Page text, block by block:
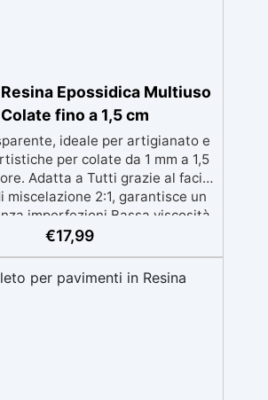
Epossidica Multiuso
fino a 1,5 cm
ideale per artigianato e
per colate da 1 mm a 1,5
Adatta a Tutti grazie al facile
miscelazione 2:1, garantisce un
imperfezioni Bassa viscosità
senza bolle, compatibile con
post-catalisi atossica e
contatto con la pelle, Bpa Free e
€17,99